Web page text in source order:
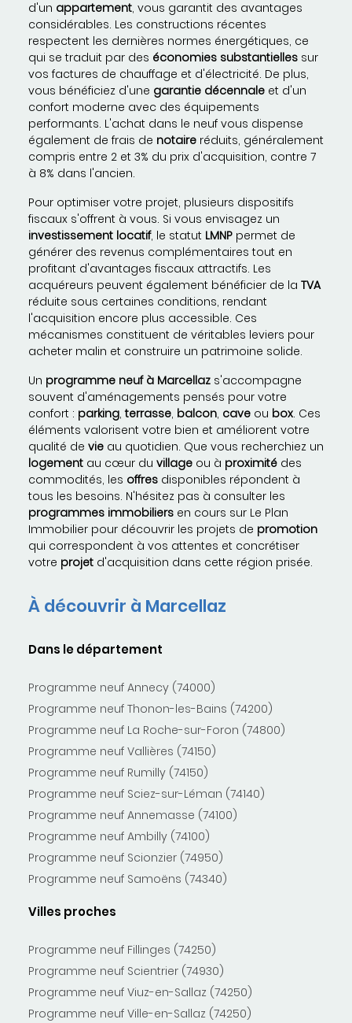
d'un appartement, vous garantit des avantages
considérables. Les constructions récentes
respectent les dernières normes énergétiques, ce
qui se traduit par des économies substantielles sur
vos factures de chauffage et d'électricité. De plus,
vous bénéficiez d'une garantie décennale et d'un
confort moderne avec des équipements
performants. L'achat dans le neuf vous dispense
également de frais de notaire réduits, généralement
compris entre 2 et 3% du prix d'acquisition, contre 7
à 8% dans l'ancien.
Pour optimiser votre projet, plusieurs dispositifs
fiscaux s'offrent à vous. Si vous envisagez un
investissement locatif, le statut LMNP permet de
générer des revenus complémentaires tout en
profitant d'avantages fiscaux attractifs. Les
acquéreurs peuvent également bénéficier de la TVA
réduite sous certaines conditions, rendant
l'acquisition encore plus accessible. Ces
mécanismes constituent de véritables leviers pour
acheter malin et construire un patrimoine solide.
Un programme neuf à Marcellaz s'accompagne
souvent d'aménagements pensés pour votre
confort : parking,terrasse, balcon, cave ou box. Ces
éléments valorisent votre bien et améliorent votre
qualité de vie au quotidien. Que vous recherchiez un
logement au cœur du village ou à proximité des
commodités, les offres disponibles répondent à
tous les besoins. N'hésitez pas à consulter les
programmes immobiliers en cours sur Le Plan
Immobilier pour découvrir les projets de promotion
qui correspondent à vos attentes et concrétiser
votre projet d'acquisition dans cette région prisée.
À découvrir à Marcellaz
Dans le département
Programme neuf Annecy (74000)
Programme neuf Thonon-les-Bains (74200)
Programme neuf La Roche-sur-Foron (74800)
Programme neuf Vallières (74150)
Programme neuf Rumilly (74150)
Programme neuf Sciez-sur-Léman (74140)
Programme neuf Annemasse (74100)
Programme neuf Ambilly (74100)
Programme neuf Scionzier (74950)
Programme neuf Samoëns (74340)
Villes proches
Programme neuf Fillinges (74250)
Programme neuf Scientrier (74930)
Programme neuf Viuz-en-Sallaz (74250)
Programme neuf Ville-en-Sallaz (74250)